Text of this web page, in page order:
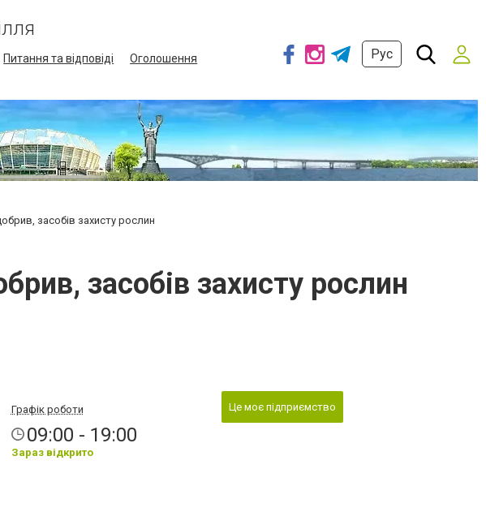
Питання та відповіді
Оголошення
Рус
засобів захисту рослин
засобів захисту рослин
Графік роботи
09:00 - 19:00
Зараз відкрито
Це моє підприємство